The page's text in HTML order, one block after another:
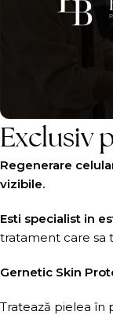
Exclusiv
Regenerare
vizibile.
Esti specialist in
tratament care sa
Gernetic Skin
Tratează pielea în